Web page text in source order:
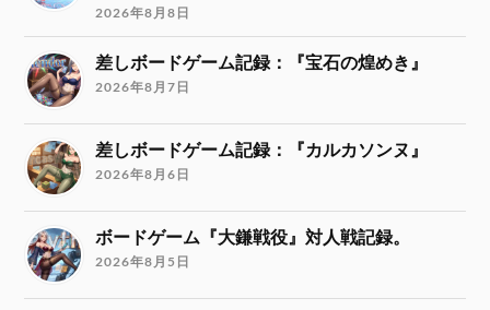
2026年8月8日
差しボードゲーム記録：『宝石の煌めき』
2026年8月7日
差しボードゲーム記録：『カルカソンヌ』
2026年8月6日
ボードゲーム『大鎌戦役』対人戦記録。
2026年8月5日